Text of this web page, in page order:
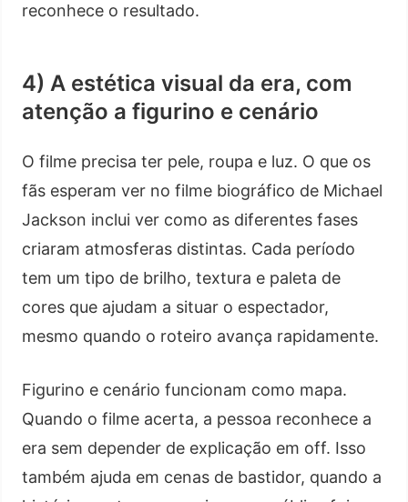
reconhece o resultado.
4) A estética visual da era, com
atenção a figurino e cenário
O filme precisa ter pele, roupa e luz. O que os
fãs esperam ver no filme biográfico de Michael
Jackson inclui ver como as diferentes fases
criaram atmosferas distintas. Cada período
tem um tipo de brilho, textura e paleta de
cores que ajudam a situar o espectador,
mesmo quando o roteiro avança rapidamente.
Figurino e cenário funcionam como mapa.
Quando o filme acerta, a pessoa reconhece a
era sem depender de explicação em off. Isso
também ajuda em cenas de bastidor, quando a